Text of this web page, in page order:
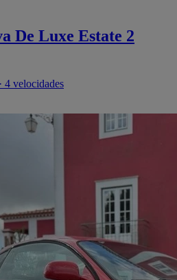
De Luxe Estate 2
4 velocidades